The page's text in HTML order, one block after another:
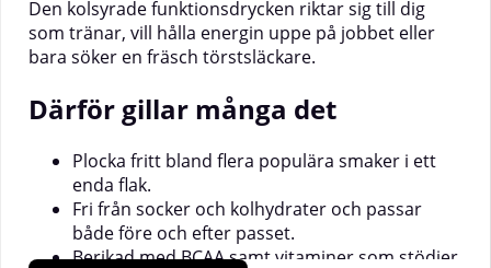
Den kolsyrade funktionsdrycken riktar sig till dig
som tränar, vill hålla energin uppe på jobbet eller
bara söker en fräsch törstsläckare.
Därför gillar många det
Plocka fritt bland flera populära smaker i ett
enda flak.
Fri från socker och kolhydrater och passar
både före och efter passet.
Berikad medBCAAsamt vitaminer som stödjer